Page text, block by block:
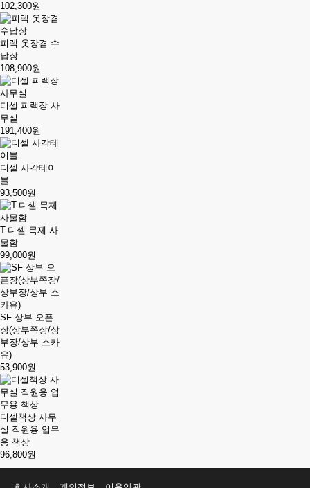
102,300원
피렉 옷장겸 수
납장
108,900원
디셀 피랙장 사
무실
191,400원
디셀 사각테이
블
93,500원
T-디셀 목제 사
물함
99,000원
SF 상부 오픈
장(상부쪽장/상
부장/상부 스카
유)
53,900원
디셀책상 사무
실 직원용 업무
용 책상
96,800원